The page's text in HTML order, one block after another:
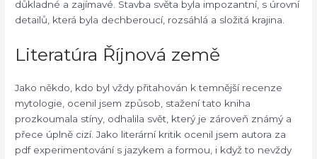
důkladné a zajímavé. Stavba světa byla impozantní, s úrovní
detailů, která byla dechberoucí, rozsáhlá a složitá krajina.
Literatúra Říjnová země
Jako někdo, kdo byl vždy přitahován k temnější recenze
mytologie, ocenil jsem způsob, stažení tato kniha
prozkoumala stíny, odhalila svět, který je zároveň známý a
přece úplně cizí. Jako literární kritik ocenil jsem autora za
pdf experimentování s jazykem a formou, i když to nevždy